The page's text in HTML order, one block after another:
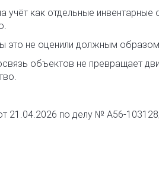
учёт как отдельные
это не оценили должным
объектов не превращает
21.04.2026 по делу № А56-